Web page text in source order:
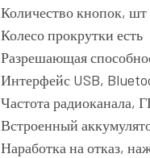
Количество кнопок, шт
Колесо прокрутки есть
Разрешающая
Интерфейс USB,
Частота радиоканала,
Встроенный
Наработка на отказ,